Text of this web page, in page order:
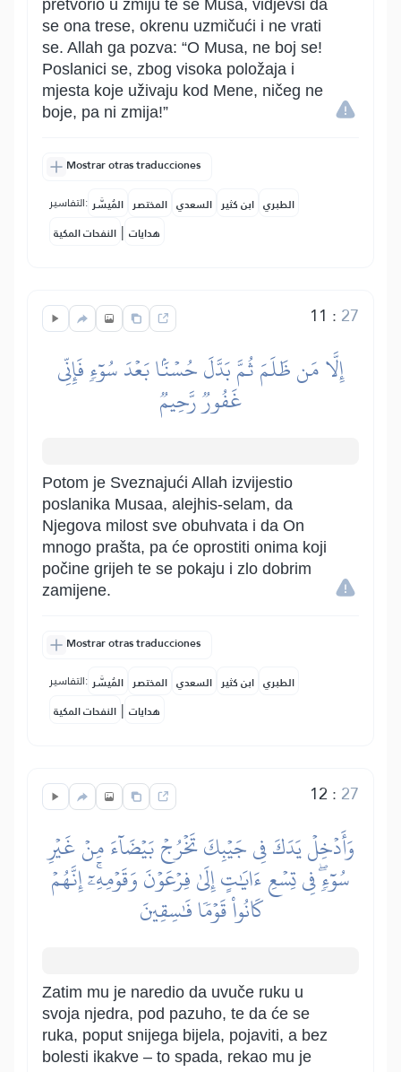
pretvorio u zmiju te se Musa, vidjevši da
se ona trese, okrenu uzmičući i ne vrati
se. Allah ga pozva: “O Musa, ne boj se!
Poslanici se, zbog visoka položaja i
mjesta koje uživaju kod Mene, ničeg ne
boje, pa ni zmija!”
Mostrar otras traducciones
التفاسير: المُيسَّر المختصر السعدي ابن كثير الطبري
النفحات المكية | هدايات
11 : 27
إِلَّا مَن ظَلَمَ ثُمَّ بَدَّلَ حُسۡنَۢا بَعۡدَ سُوٓءٖ فَإِنِّي
غَفُورٞ رَّحِيمٞ
Potom je Sveznajući Allah izvijestio
poslanika Musaa, alejhis-selam, da
Njegova milost sve obuhvata i da On
mnogo prašta, pa će oprostiti onima koji
počine grijeh te se pokaju i zlo dobrim
zamijene.
Mostrar otras traducciones
التفاسير: المُيسَّر المختصر السعدي ابن كثير الطبري
النفحات المكية | هدايات
12 : 27
وَأَدۡخِلۡ يَدَكَ فِي جَيۡبِكَ تَخۡرُجۡ بَيۡضَآءَ مِنۡ غَيۡرِ
سُوٓءٖۖ فِي تِسۡعِ ءَايَٰتٍ إِلَىٰ فِرۡعَوۡنَ وَقَوۡمِهِۦٓۚ إِنَّهُمۡ
كَانُواْ قَوۡمٗا فَٰسِقِينَ
Zatim mu je naredio da uvuče ruku u
svoja njedra, pod pazuho, te da će se
ruka, poput snijega bijela, pojaviti, a bez
bolesti ikakve – to spada, rekao mu je